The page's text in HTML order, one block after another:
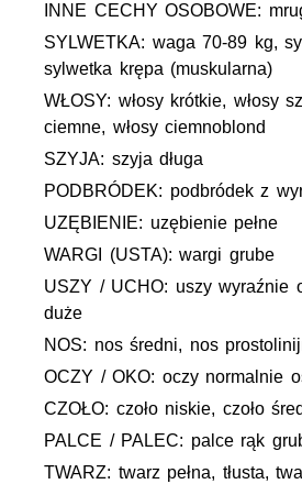
INNE CECHY OSOBOWE:
SYLWETKA: waga 70-89 kg,
sylwetka krępa (muskularna)
WŁOSY: włosy krótkie, włosy
ciemne, włosy ciemnoblond
SZYJA: szyja długa
PODBRÓDEK: podbródek z
UZĘBIENIE: uzębienie pełne
WARGI (USTA): wargi grube
USZY / UCHO: uszy wyraźnie
duże
NOS: nos średni, nos
OCZY / OKO: oczy normalnie
CZOŁO: czoło niskie, czoło
PALCE / PALEC: palce rąk
TWARZ: twarz pełna, tłusta,